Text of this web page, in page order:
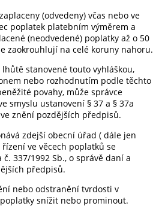
(odvedeny) včas nebo ve
poplatek platebním výměrem a
(neodvedené) poplatky až o 50
zaokrouhlují na celé koruny nahoru.
stanovené touto vyhláškou,
nebo rozhodnutím podle těchto
povahy, může správce
smyslu ustanovení § 37 a § 37a
znění pozdějších předpisů.
zdejší obecní úřad ( dále jen
ve věcech poplatků se
337/1992 Sb., o správě daní a
předpisů.
nebo odstranění tvrdosti v
snížit nebo prominout.